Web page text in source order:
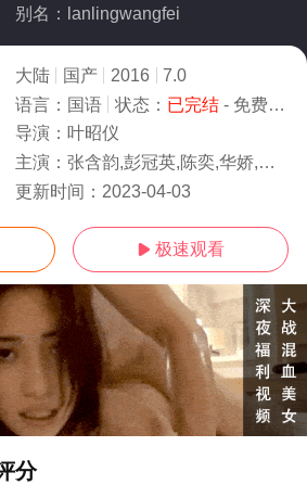
别名：lanlingwangfei
大陆 国产 2016
7.0
语言： 国语 状态： 已完结- 免费在线观看
导演： 叶昭仪
主演： 张含韵,彭冠英,陈奕,华娇,王洁曦,林韦辰,田丽,张子文,沈建宏,张晓晨,刘帅
更新时间： 2023-04-03
 极速观看
分